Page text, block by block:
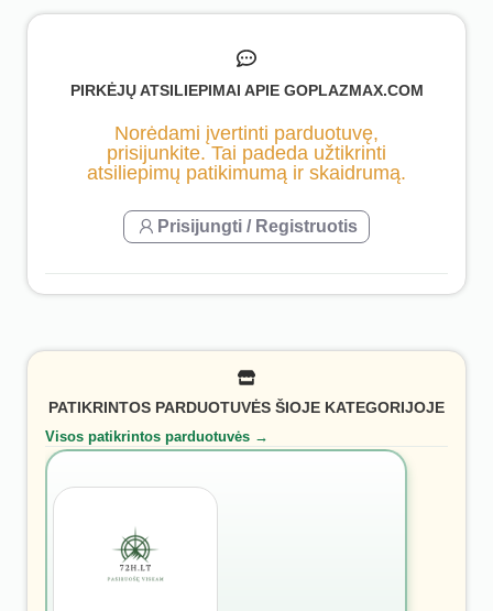
PIRKĖJŲ ATSILIEPIMAI APIE GOPLAZMAX.COM
Norėdami įvertinti parduotuvę,
prisijunkite. Tai padeda užtikrinti
atsiliepimų patikimumą ir skaidrumą.
Prisijungti / Registruotis
PATIKRINTOS PARDUOTUVĖS ŠIOJE KATEGORIJOJE
Visos patikrintos parduotuvės →